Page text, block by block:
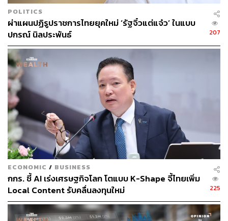
2. เส้นทางการตรวจสอบ (Audit Trails) สามารถช่วย
ค้นหาสิ่งที่เรามองข้ามไป:
การมี Audit Trails ที่ละเอียดและครบถ้วน จะช่วยให้ลูกค้า
สามารถประเมินประวัติการทำงานของ AI ได้อย่างถูกต้อง
และระบุได้ว่าจุดใดที่ผู้ช่วย AI ทำงานได้อย่างถูกต้องหรือผิด
พลาด
นอกจากนี้ Audit Trails ยังสามารถช่วยระบุปัญหาในชุด
ข้อมูลขนาดใหญ่ที่มนุษย์อาจมองข้ามไป มันจึงเป็นเครื่องมือ
สำคัญที่จะเสริมสร้างความสามารถของเราในการใช้
วิจารณญาณ เพื่อปรับการทำงานของ AI ให้สอดคล้องกับ
ความต้องการขององค์กร
POLITICS
ผ่าแผนปฏิรูปราชการไทยยุคใหม่ ‘รัฐจิ๋วแต่แจ๋ว’ ในแบบ
ปกรณ์ นิลประพันธ์
207
ECONOMIC / BUSINESS
กกร. ชี้ AI เร่งเศรษฐกิจโลก โตแบบ K-Shape จี้ไทยเพิ่ม
Local Content รับคลื่นลงทุนใหม่
225